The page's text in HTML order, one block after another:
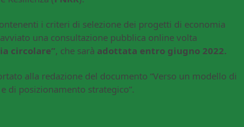
i criteri di selezione dei progetti di economia
una consultazione pubblica online volta
circolare”, che sarà adottata entro giugno 2022.
alla redazione del documento “Verso un modello di
di posizionamento strategico”.